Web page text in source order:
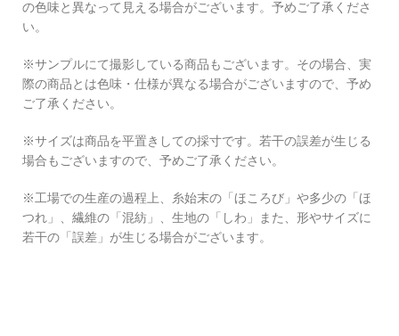
の色味と異なって見える場合がございます。予めご了承くださ
い。
※サンプルにて撮影している商品もございます。その場合、実
際の商品とは色味・仕様が異なる場合がございますので、予め
ご了承ください。
※サイズは商品を平置きしての採寸です。若干の誤差が生じる
場合もございますので、予めご了承ください。
※工場での生産の過程上、糸始末の「ほころび」や多少の「ほ
つれ」、繊維の「混紡」、生地の「しわ」また、形やサイズに
若干の「誤差」が生じる場合がございます。